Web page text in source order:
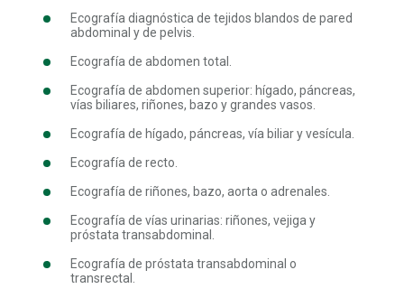
Ecografía diagnóstica de tejidos blandos de pared
abdominal y de pelvis.
Ecografía de abdomen total.
Ecografía de abdomen superior: hígado, páncreas,
vías biliares, riñones, bazo y grandes vasos.
Ecografía de hígado, páncreas, vía biliar y vesícula.
Ecografía de recto.
Ecografía de riñones, bazo, aorta o adrenales.
Ecografía de vías urinarias: riñones, vejiga y
próstata transabdominal.
Ecografía de próstata transabdominal o
transrectal.